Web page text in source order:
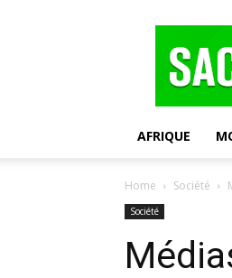
AFRIQUE
Home Société
Société